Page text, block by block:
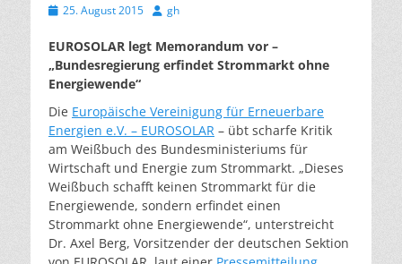
Veröffentlicht
25. August 2015 Autor
gh
EUROSOLAR legt Memorandum vor –
„Bundesregierung erfindet Strommarkt ohne
Energiewende“
Die Europäische Vereinigung für Erneuerbare
Energien e.V. – EUROSOLAR – übt scharfe Kritik
am Weißbuch des Bundesministeriums für
Wirtschaft und Energie zum Strommarkt. „Dieses
Weißbuch schafft keinen Strommarkt für die
Energiewende, sondern erfindet einen
Strommarkt ohne Energiewende“, unterstreicht
Dr. Axel Berg, Vorsitzender der deutschen Sektion